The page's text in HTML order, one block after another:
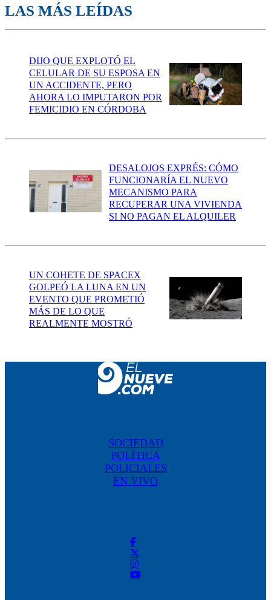
LAS MÁS LEÍDAS
DIJO QUE EXPLOTÓ EL
CELULAR DE SU ESPOSA EN
UN ACCIDENTE, PERO
AHORA LO IMPUTARON POR
FEMICIDIO EN CÓRDOBA
DESALOJOS EXPRÉS: CÓMO
FUNCIONARÍA EL NUEVO
MECANISMO PARA
RECUPERAR UNA VIVIENDA
SI NO PAGAN EL ALQUILER
UN COHETE DE SPACEX
GOLPEÓ LA LUNA EN UN
EVENTO QUE PROMETIÓ
MÁS DE LO QUE
REALMENTE MOSTRÓ
SOCIEDAD
POLÍTICA
POLICIALES
EN VIVO